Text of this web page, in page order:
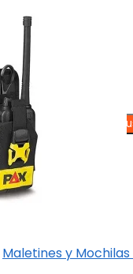
Maletines y